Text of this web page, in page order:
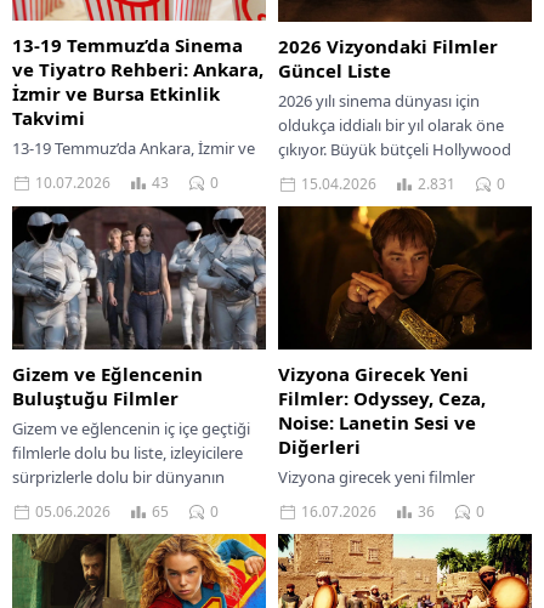
13-19 Temmuz’da Sinema
ve Tiyatro Rehberi: Ankara,
İzmir ve Bursa Etkinlik
Takvimi
13-19 Temmuz’da Ankara, İzmir ve
Bursa’da kaçırılmayacak sinema ve
tiyatro oyunlarını keşfedin. Haftalık
etkinlik takviminize göz atın.
10.07.2026 43 0
2026 Vizyondaki Filmler
Güncel Liste
2026 yılı sinema dünyası için
oldukça iddialı bir yıl olarak öne
çıkıyor. Büyük bütçeli Hollywood
yapımları, sevilen serilerin devam
filmleri...
15.04.2026 2.831 0
Gizem ve Eğlencenin
Buluştuğu Filmler
Gizem ve eğlencenin iç içe geçtiği
filmlerle dolu bu liste, izleyicilere
sürprizlerle dolu bir dünyanın
kapılarını aralıyor.
05.06.2026 65 0
Vizyona Girecek Yeni
Filmler: Odyssey, Ceza,
Noise: Lanetin Sesi ve
Diğerleri
Vizyona girecek yeni filmler
Odyssey, Ceza, Noise: Lanetin Sesi
ve daha fazlasını konu, oyuncu
kadrosu ve vizyon tarihleriyle
keşfedin.
16.07.2026 36 0